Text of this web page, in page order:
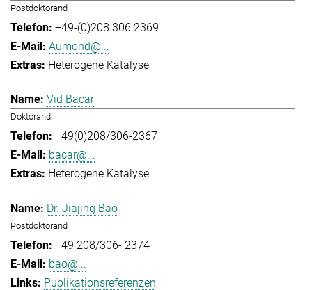
Postdoktorand
+49-(0)208 306 2369
Aumond@...
Heterogene Katalyse
Vid Bacar
Doktorand
+49(0)208/306-2367
bacar@...
Heterogene Katalyse
Dr. Jiajing Bao
Postdoktorand
+49 208/306- 2374
bao@...
Publikationsreferenzen